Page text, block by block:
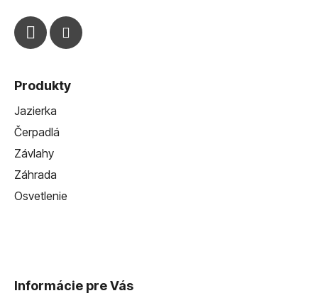
Produkty
Jazierka
Čerpadlá
Závlahy
Záhrada
Osvetlenie
Informácie pre Vás